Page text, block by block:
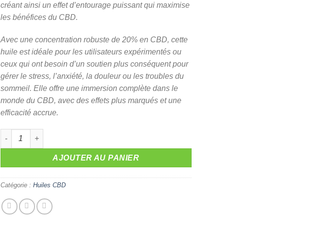
créant ainsi un effet d’entourage puissant qui maximise
les bénéfices du CBD.
Avec une concentration robuste de 20% en CBD, cette
huile est idéale pour les utilisateurs expérimentés ou
ceux qui ont besoin d’un soutien plus conséquent pour
gérer le stress, l’anxiété, la douleur ou les troubles du
sommeil. Elle offre une immersion complète dans le
monde du CBD, avec des effets plus marqués et une
efficacité accrue.
quantité de Huiles CBD full spectrum 20%
AJOUTER AU PANIER
Catégorie : Huiles CBD